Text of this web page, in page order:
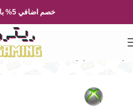
خصم اضافي 5% باستخدام الكود: RG5
الصفحة 2